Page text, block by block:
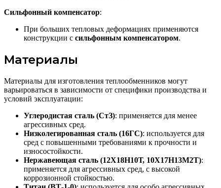
Сильфонный компенсатор:
При больших тепловых деформациях применяются
конструкции с сильфонным компенсатором.
Материалы
Материалы для изготовления теплообменников могут
варьироваться в зависимости от специфики производства и
условий эксплуатации:
Углеродистая сталь (СтЗ): применяется для менее
агрессивных сред.
Низколегированная сталь (16ГС): используется для
сред с повышенными требованиями к прочности и
износостойкости.
Нержавеющая сталь (12Х18Н10Т, 10X17Н13М2Т):
применяется для агрессивных сред, с высокой
коррозионной стойкостью.